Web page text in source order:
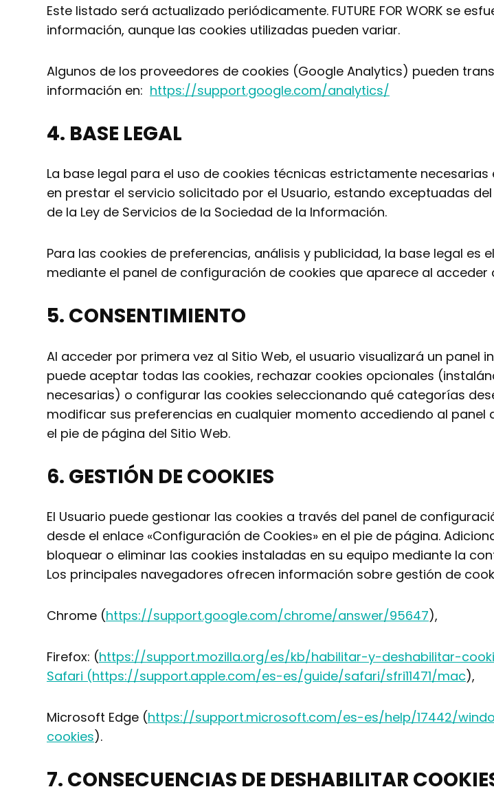
Este listado será actualizado periódicamente. FUTURE FOR WORK se
información, aunque las cookies utilizadas pueden variar.
Algunos de los proveedores de cookies (Google Analytics) pueden
información en: https://support.google.com/analytics/
4. BASE LEGAL
La base legal para el uso de cookies técnicas estrictamente necesarias
en prestar el servicio solicitado por el Usuario, estando exceptuadas
de la Ley de Servicios de la Sociedad de la Información.
Para las cookies de preferencias, análisis y publicidad, la base legal es
mediante el panel de configuración de cookies que aparece al acceder
5. CONSENTIMIENTO
Al acceder por primera vez al Sitio Web, el usuario visualizará un panel
puede aceptar todas las cookies, rechazar cookies opcionales
necesarias) o configurar las cookies seleccionando qué categorías
modificar sus preferencias en cualquier momento accediendo al panel
el pie de página del Sitio Web.
6. GESTIÓN DE COOKIES
El Usuario puede gestionar las cookies a través del panel de
desde el enlace «Configuración de Cookies» en el pie de página.
bloquear o eliminar las cookies instaladas en su equipo mediante la
Los principales navegadores ofrecen información sobre gestión de
Chrome (https://support.google.com/chrome/answer/95647),
Firefox: (https://support.mozilla.org/es/kb/habilitar-y-deshabilitar-
Safari (https://support.apple.com/es-es/guide/safari/sfri11471/mac),
Microsoft Edge (https://support.microsoft.com/es-es/help/17442/
cookies).
7. CONSECUENCIAS DE DESHABILITAR